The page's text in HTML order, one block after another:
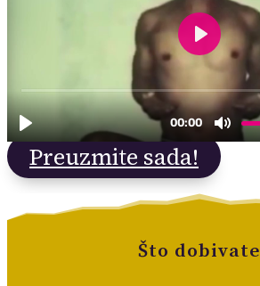
Preuzmite sada!
Što dobivate